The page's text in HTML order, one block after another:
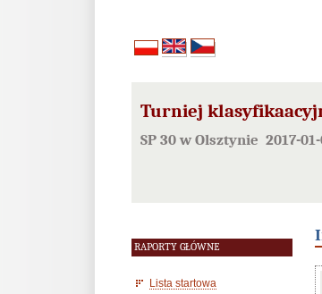
Turniej
SP 30 w Olsztynie 2017-
RAPORTY GŁÓWNE
Lista startowa